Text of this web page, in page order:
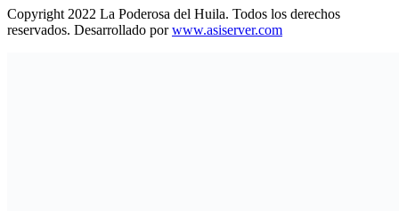
Copyright 2022 La Poderosa del Huila. Todos los derechos
reservados. Desarrollado porwww.asiserver.com